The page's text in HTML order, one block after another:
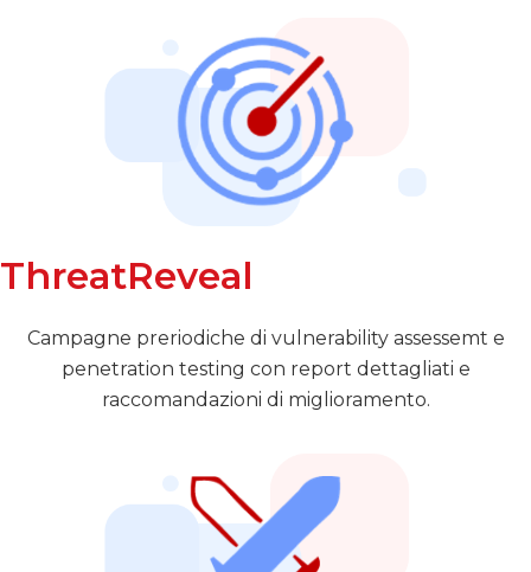
ThreatReveal
Campagne preriodiche di vulnerability assessemt e
penetration testing con report dettagliati e
raccomandazioni di miglioramento.